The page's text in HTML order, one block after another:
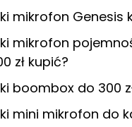
mikrofon Genesis
mikrofon
zł kupić?
boombox do 300
mini mikrofon do